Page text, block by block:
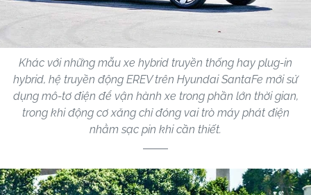
Khác với những mẫu xe hybrid truyền thống hay plug-in
hybrid, hệ truyền động EREV trên Hyundai SantaFe mới sử
dụng mô-tơ điện để vận hành xe trong phần lớn thời gian,
trong khi động cơ xăng chỉ đóng vai trò máy phát điện
nhằm sạc pin khi cần thiết.